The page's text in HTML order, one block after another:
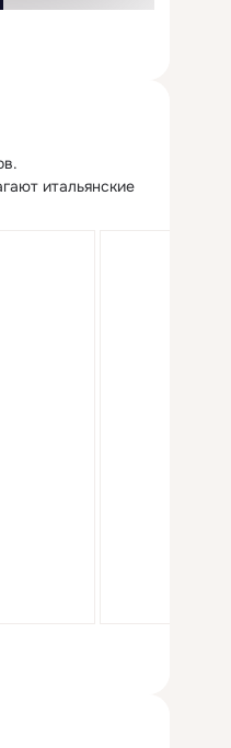
итальянские